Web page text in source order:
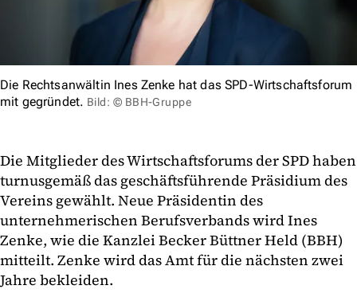
Die Rechtsanwältin Ines Zenke hat das SPD-Wirtschaftsforum
mit gegründet. Bild: © BBH-Gruppe
Die Mitglieder des Wirtschaftsforums der SPD haben
turnusgemäß das geschäftsführende Präsidium des
Vereins gewählt. Neue Präsidentin des
unternehmerischen Berufsverbands wird Ines
Zenke, wie die Kanzlei Becker Büttner Held (BBH)
mitteilt. Zenke wird das Amt für die nächsten zwei
Jahre bekleiden.